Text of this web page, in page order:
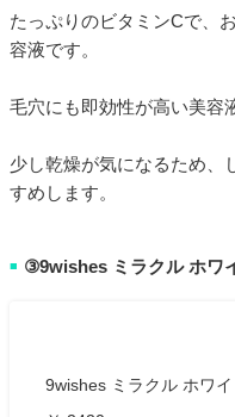
たっぷりのビタミンCで、
容液です。
毛穴にも即効性が高い美容
少し乾燥が気になるため、
すめします。
■ ③9wishes ミラクル ホワ
9wishes ミラクル ホワ